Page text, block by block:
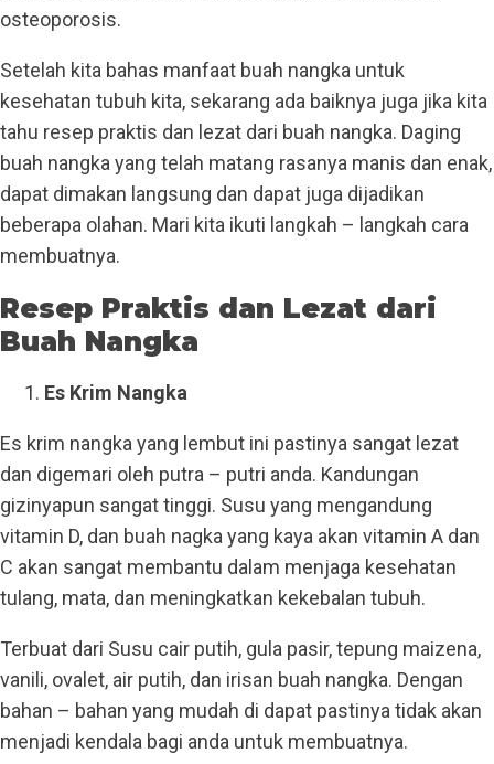
osteoporosis.
Setelah kita bahas manfaat buah nangka untuk
kesehatan tubuh kita, sekarang ada baiknya juga jika kita
tahu resep praktis dan lezat dari buah nangka. Daging
buah nangka yang telah matang rasanya manis dan enak,
dapat dimakan langsung dan dapat juga dijadikan
beberapa olahan. Mari kita ikuti langkah – langkah cara
membuatnya.
Resep Praktis dan Lezat dari
Buah Nangka
Es Krim Nangka
Es krim nangka yang lembut ini pastinya sangat lezat
dan digemari oleh putra – putri anda. Kandungan
gizinyapun sangat tinggi. Susu yang mengandung
vitamin D, dan buah nagka yang kaya akan vitamin A dan
C akan sangat membantu dalam menjaga kesehatan
tulang, mata, dan meningkatkan kekebalan tubuh.
Terbuat dari Susu cair putih, gula pasir, tepung maizena,
vanili, ovalet, air putih, dan irisan buah nangka. Dengan
bahan – bahan yang mudah di dapat pastinya tidak akan
menjadi kendala bagi anda untuk membuatnya.